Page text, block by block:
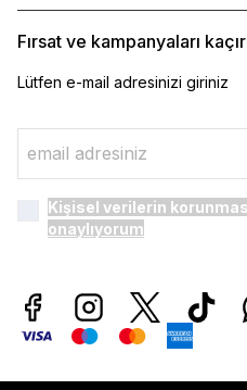
Fırsat ve kampanyaları
Lütfen e-mail adresinizi giriniz
Kişisel verilerin
onaylıyorum